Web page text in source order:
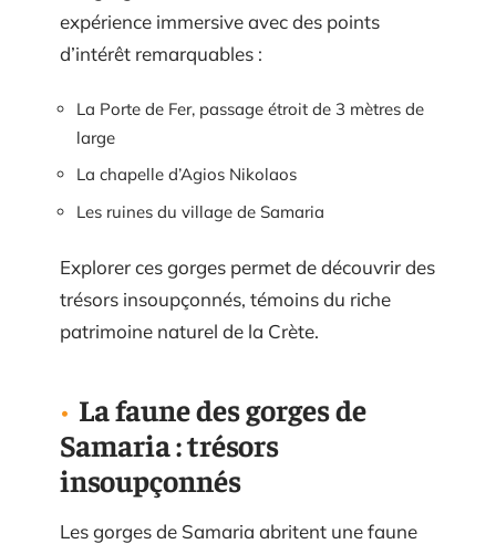
expérience immersive avec des points
d’intérêt remarquables :
La Porte de Fer, passage étroit de 3 mètres de
large
La chapelle d’Agios Nikolaos
Les ruines du village de Samaria
Explorer ces gorges permet de découvrir des
trésors insoupçonnés, témoins du riche
patrimoine naturel de la Crète.
La faune des gorges de
Samaria : trésors
insoupçonnés
Les gorges de Samaria abritent une faune